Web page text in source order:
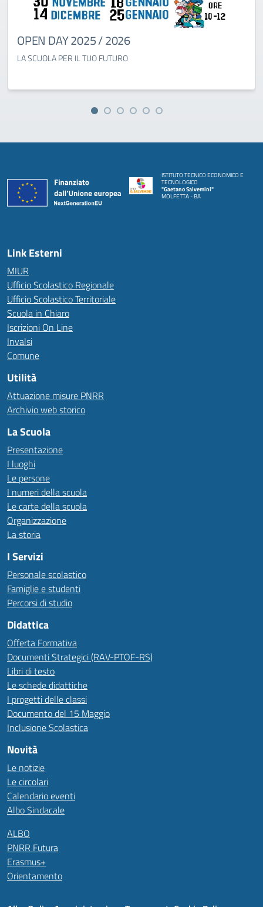
OPEN DAY 2025 / 2026
LA SCUOLA PER IL TUO FUTURO
ISTITUTO TECNICO ECONOMICO E
TECNOLOGICO
"Gaetano Salvemini"
MOLFETTA - BA
Link Esterni
MIUR
Ufficio Scolastico Regionale
Ufficio Scolastico Territoriale
Scuola in Chiaro
Iscrizioni On Line
Invalsi
Comune
Utilità
Attuazione misure PNRR
Archivio web storico
La Scuola
Presentazione
I luoghi
Le persone
I numeri della scuola
Le carte della scuola
Organizzazione
La storia
I Servizi
Personale scolastico
Famiglie e studenti
Percorsi di studio
Didattica
Offerta Formativa
Documenti Strategici (RAV-PTOF-RS)
Libri di testo
Le schede didattiche
I progetti delle classi
Documento del 15 Maggio
Inclusione Scolastica
Novità
Le notizie
Le circolari
Calendario eventi
Albo Sindacale
ALBO
PNRR Futura
Erasmus+
Orientamento